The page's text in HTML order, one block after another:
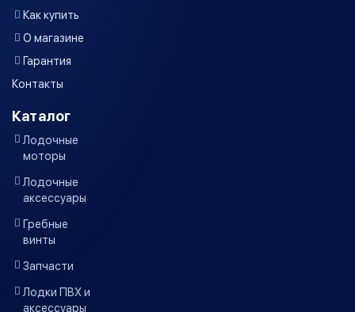
Как купить
О магазине
Гарантия
Контакты
Каталог
Лодочные
моторы
Лодочные
аксессуары
Гребные
винты
Запчасти
Лодки ПВХ и
аксессуары